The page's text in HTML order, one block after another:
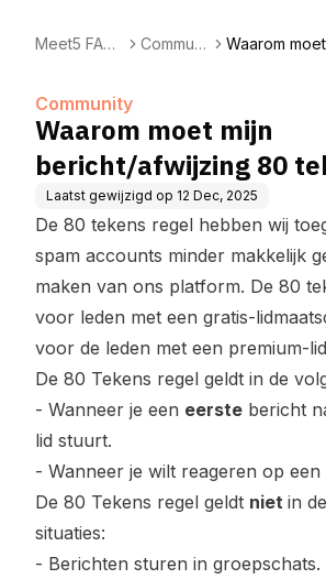
Meet5 FAQ
Communi
Waarom
Community
Waarom moet mijn
bericht/afwijzing 80
Laatst gewijzigd op 12 Dec, 2025
De 80 tekens regel hebben wij
spam accounts minder makkelijk
maken van ons platform. De 80
voor leden met een gratis-
voor de leden met een premium-
De 80 Tekens regel geldt in de
- Wanneer je een eerste bericht
lid stuurt.
- Wanneer je wilt reageren op een
De 80 Tekens regel geldt niet in
situaties:
- Berichten sturen in groepschats.